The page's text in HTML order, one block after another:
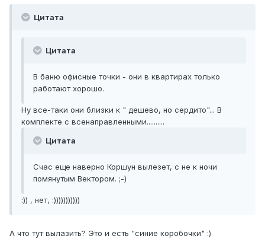
Цитата
Цитата
В баню офисные точки - они в квартирах только
работают хорошо.
Ну все-таки они близки к " дешево, но сердито"... В
комплекте с всенаправленными..........
Цитата
Счас еще наверно Коршун вылезет, с не к ночи
помянутым Вектором. ;-)
:)) , нет, :)))))))))))
А что тут вылазить? Это и есть "синие коробочки" :)